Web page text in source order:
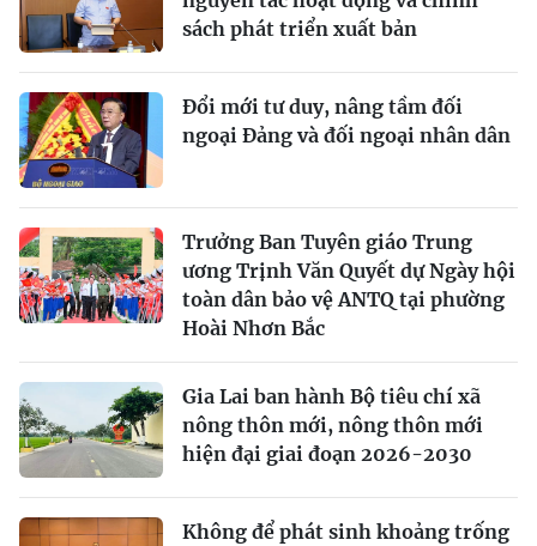
sách phát triển xuất bản
Đổi mới tư duy, nâng tầm đối
ngoại Đảng và đối ngoại nhân dân
Trưởng Ban Tuyên giáo Trung
ương Trịnh Văn Quyết dự Ngày hội
toàn dân bảo vệ ANTQ tại phường
Hoài Nhơn Bắc
Gia Lai ban hành Bộ tiêu chí xã
nông thôn mới, nông thôn mới
hiện đại giai đoạn 2026-2030
Không để phát sinh khoảng trống